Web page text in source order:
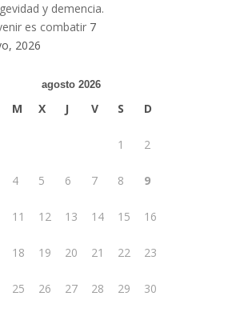
y demencia.
es combatir 7
2026
agosto 2026
M X J V S D
1 2
4 5 6 7 8 9
11 12 13 14 15 16
18 19 20 21 22 23
25 26 27 28 29 30